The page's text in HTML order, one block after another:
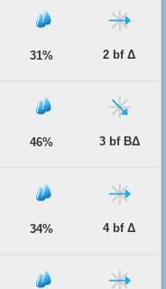
31% 2 bf Δ
46% 3 bf ΒΔ
34% 4 bf Δ